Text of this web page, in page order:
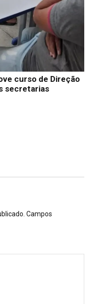
curso de Direção
secretarias
Campos